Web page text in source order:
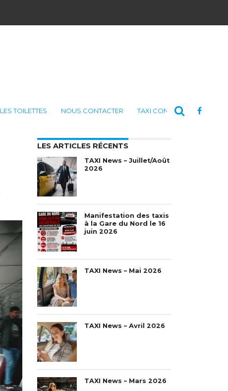
LES TOILETTES NOUS CONTACTER TAXI CONSULTING
LES ARTICLES RÉCENTS
TAXI News – Juillet/Août
2026
Manifestation des taxis
à la Gare du Nord le 16
juin 2026
TAXI News – Mai 2026
TAXI News – Avril 2026
TAXI News – Mars 2026